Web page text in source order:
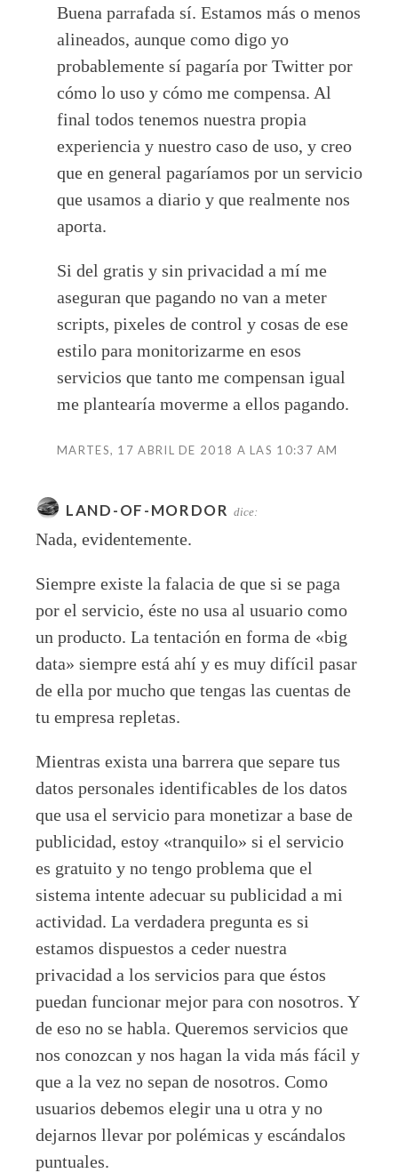
Buena parrafada sí. Estamos más o menos
alineados, aunque como digo yo
probablemente sí pagaría por Twitter por
cómo lo uso y cómo me compensa. Al
final todos tenemos nuestra propia
experiencia y nuestro caso de uso, y creo
que en general pagaríamos por un servicio
que usamos a diario y que realmente nos
aporta.
Si del gratis y sin privacidad a mí me
aseguran que pagando no van a meter
scripts, pixeles de control y cosas de ese
estilo para monitorizarme en esos
servicios que tanto me compensan igual
me plantearía moverme a ellos pagando.
MARTES, 17 ABRIL DE 2018 A LAS 10:37 AM
LAND-OF-MORDOR dice:
Nada, evidentemente.
Siempre existe la falacia de que si se paga
por el servicio, éste no usa al usuario como
un producto. La tentación en forma de «big
data» siempre está ahí y es muy difícil pasar
de ella por mucho que tengas las cuentas de
tu empresa repletas.
Mientras exista una barrera que separe tus
datos personales identificables de los datos
que usa el servicio para monetizar a base de
publicidad, estoy «tranquilo» si el servicio
es gratuito y no tengo problema que el
sistema intente adecuar su publicidad a mi
actividad. La verdadera pregunta es si
estamos dispuestos a ceder nuestra
privacidad a los servicios para que éstos
puedan funcionar mejor para con nosotros. Y
de eso no se habla. Queremos servicios que
nos conozcan y nos hagan la vida más fácil y
que a la vez no sepan de nosotros. Como
usuarios debemos elegir una u otra y no
dejarnos llevar por polémicas y escándalos
puntuales.